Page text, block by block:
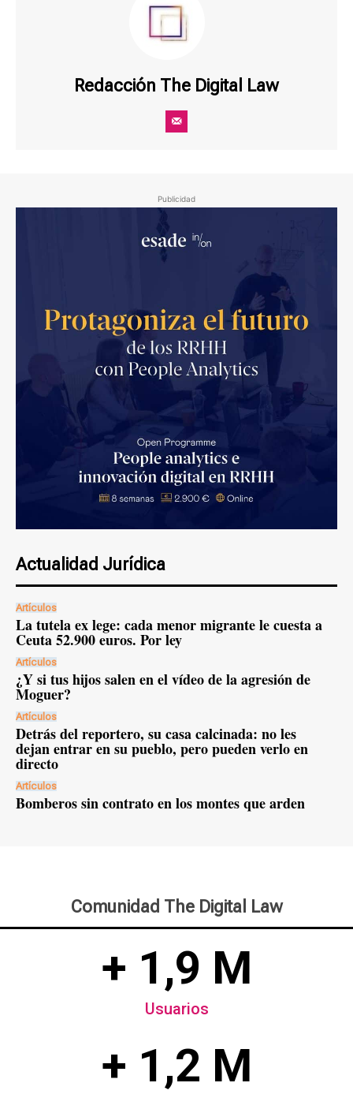
Redacción The Digital Law
Publicidad
Actualidad Jurídica
Artículos
La tutela ex lege: cada menor migrante le cuesta a
Ceuta 52.900 euros. Por ley
Artículos
¿Y si tus hijos salen en el vídeo de la agresión de
Moguer?
Artículos
Detrás del reportero, su casa calcinada: no les
dejan entrar en su pueblo, pero pueden verlo en
directo
Artículos
Bomberos sin contrato en los montes que arden
Comunidad The Digital Law
+ 1,9 M
Usuarios
+ 1,2 M